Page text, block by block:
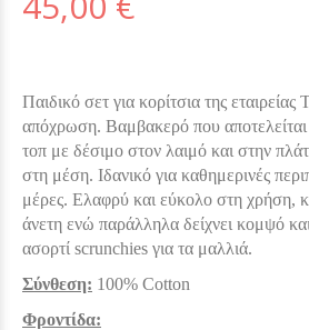
Παιδικό σετ για κορίτσια της
απόχρωση. Βαμβακερό που
τοπ με δέσιμο στον λαιμό και στην
στη μέση. Ιδανικό για καθημερινές
μέρες. Ελαφρύ και εύκολο στη χρήση,
άνετη ενώ παράλληλα δείχνει κομψό
ασορτί scrunchies για τα μαλλιά.
Σύνθεση: 100% Cotton
Φροντίδα: